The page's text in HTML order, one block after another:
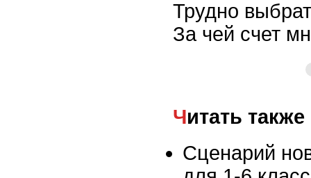
Трудно
За чей счет
Читать также
Сценарий